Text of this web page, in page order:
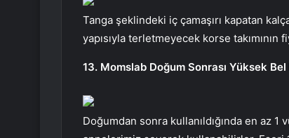
Tanga şeklindeki iç çamaşırı kapatan
yapısıyla terletmeyecek korse takımının
13. Momslab Doğum Sonrası Yüksek
Doğumdan sonra kullanıldığında en az